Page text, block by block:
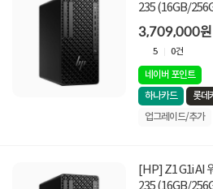
235 (16GB/
램구성(16G x2)
추가]
3,709,000원
5 0건
네이버 포인트
하나카드
롯데
업그레이드/추가
[HP] Z1 G1i AI
235 (16GB/